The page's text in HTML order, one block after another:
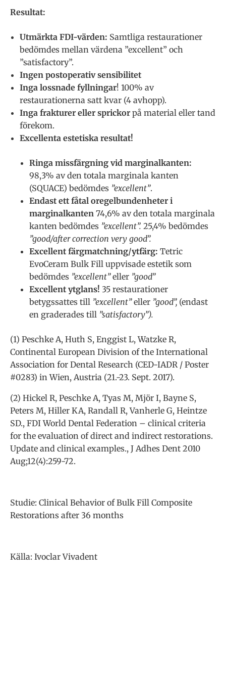
Resultat:
Utmärkta FDI-värden: Samtliga restaurationer
bedömdes mellan värdena ”excellent” och
”satisfactory”.
Ingen postoperativ sensibilitet
Inga lossnade fyllningar! 100% av
restaurationerna satt kvar (4 avhopp).
Inga frakturer eller sprickor på material eller tand
förekom.
Excellenta estetiska resultat!
Ringa missfärgning vid marginalkanten:
98,3% av den totala marginala kanten
(SQUACE) bedömdes ”excellent”.
Endast ett fåtal oregelbundenheter i
marginalkanten 74,6% av den totala marginala
kanten bedömdes ”excellent”.25,4% bedömdes
”good/after correction very good”.
Excellent färgmatchning/ytfärg: Tetric
EvoCeram Bulk Fill uppvisade estetik som
bedömdes ”excellent”eller ”good”
Excellent ytglans! 35 restaurationer
betygssattes till ”excellent”eller ”good”, (endast
en graderades till ”satisfactory”).
(1) Peschke A, Huth S, Enggist L, Watzke R,
Continental European Division of the International
Association for Dental Research (CED-IADR / Poster
#0283) in Wien, Austria (21.-23. Sept. 2017).
(2) Hickel R, Peschke A, Tyas M, Mjör I, Bayne S,
Peters M, Hiller KA, Randall R, Vanherle G, Heintze
SD., FDI World Dental Federation – clinical criteria
for the evaluation of direct and indirect restorations.
Update and clinical examples., J Adhes Dent 2010
Aug;12(4):259-72.
Studie: Clinical Behavior of Bulk Fill Composite
Restorations after 36 months
Källa: Ivoclar Vivadent